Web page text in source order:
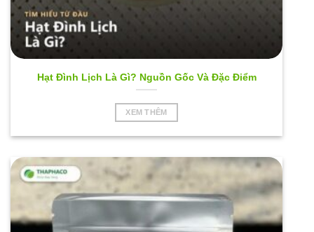
Hạt Đình Lịch Là Gì? Nguồn Gốc Và Đặc Điểm
XEM THÊM